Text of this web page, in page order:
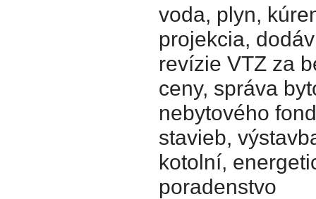
voda, plyn,
projekcia,
revízie VTZ za
ceny, správa
nebytového
stavieb,
kotolní,
poradenstvo